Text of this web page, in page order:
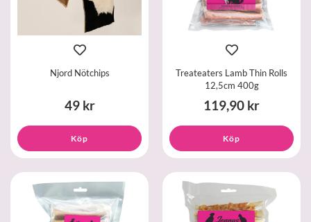
Njord Nötchips
49 kr
Köp
Treateaters Lamb Thin Rolls
12,5cm 400g
119,90 kr
Köp